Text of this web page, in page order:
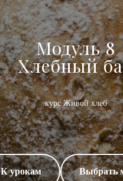
Модуль 8
Хлебный
курс Живой хлеб
К урокам Выбрать